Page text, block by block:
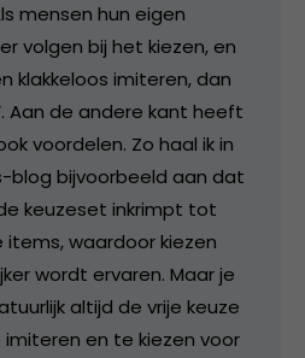
mensen hun eigen
volgen bij het kiezen, en
klakkeloos imiteren, dan
Aan de andere kant heeft
voordelen. Zo haal ik in
blog bijvoorbeeld aan dat
keuzeset inkrimpt tot
waardoor kiezen
wordt ervaren. Maar je
altijd de vrije keuze
en te kiezen voor